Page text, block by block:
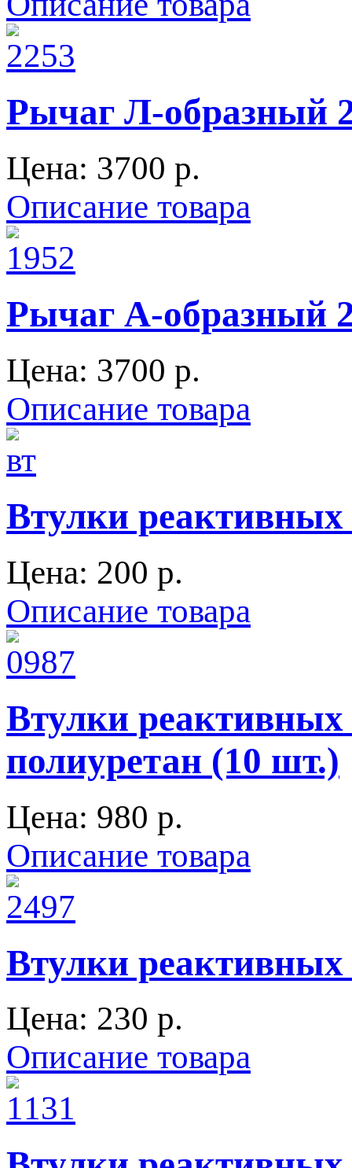
Рычаг Л-образный
Цена: 3700 p.
Описание товара
Рычаг А-образный
Цена: 3700 p.
Описание товара
Втулки реактивных
Цена: 200 p.
Описание товара
Втулки реактивных
полиуретан (10 шт.)
Цена: 980 p.
Описание товара
Втулки
Цена: 230 p.
Описание товара